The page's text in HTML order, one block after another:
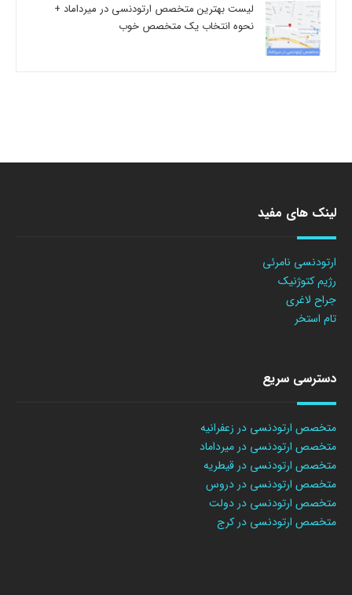
لیست بهترین متخصص ارتودنسی در میرداماد +
نحوه انتخاب یک متخصص خوب
لینک های مفید
ارتودنسی نامرئی
رژیم کتوژنیک
جراح لاغری
تام استخر
دسترسی سریع
متخصص ارتودنسی در زعفرانیه
متخصص ارتودنسی در میرداماد
متخصص ارتودنسی در قیطریه
متخصص ارتودنسی در دروس
متخصص ارتودنسی در دولت
متخصص ارتودنسی در کرج